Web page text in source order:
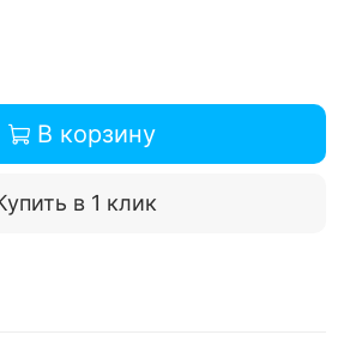
В корзину
в 1 клик